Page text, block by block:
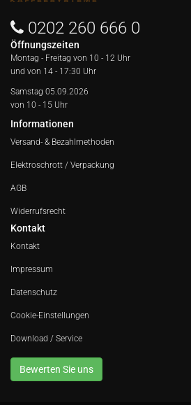
0202 260 666 0
Öffnungszeiten
Montag - Freitag von 10 - 12 Uhr
und von 14 - 17:30 Uhr
Samstag 05.09.2026
von 10 - 15 Uhr
Informationen
Versand- & Bezahlmethoden
Elektroschrott / Verpackung
AGB
Widerrufsrecht
Kontakt
Kontakt
Impressum
Datenschutz
Cookie-Einstellungen
Download / Service
Bewerten Sie uns